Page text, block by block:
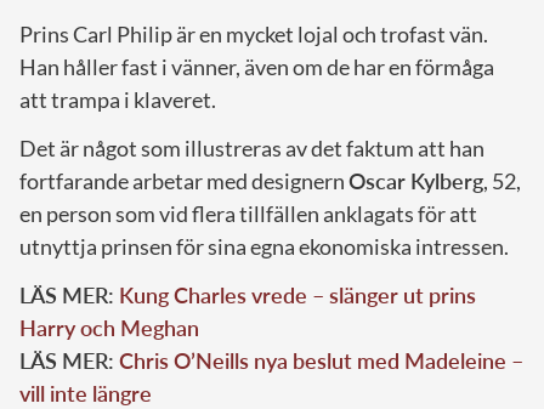
Prins Carl Philip är en mycket lojal och trofast vän.
Han håller fast i vänner, även om de har en förmåga
att trampa i klaveret.
Det är något som illustreras av det faktum att han
fortfarande arbetar med designernOscar Kylberg, 52,
en person som vid flera tillfällen anklagats för att
utnyttja prinsen för sina egna ekonomiska intressen.
LÄS MER: Kung Charles vrede – slänger ut prins
Harry och Meghan
LÄS MER: Chris O’Neills nya beslut med Madeleine –
vill inte längre